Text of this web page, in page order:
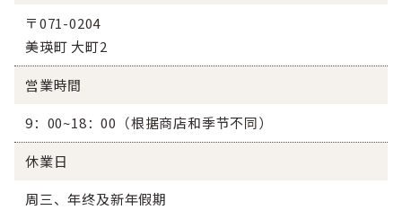
〒071-0204
美瑛町 大町2
営業時間
9：00~18：00（根据商店和季节不同）
休業日
周三、年终及新年假期